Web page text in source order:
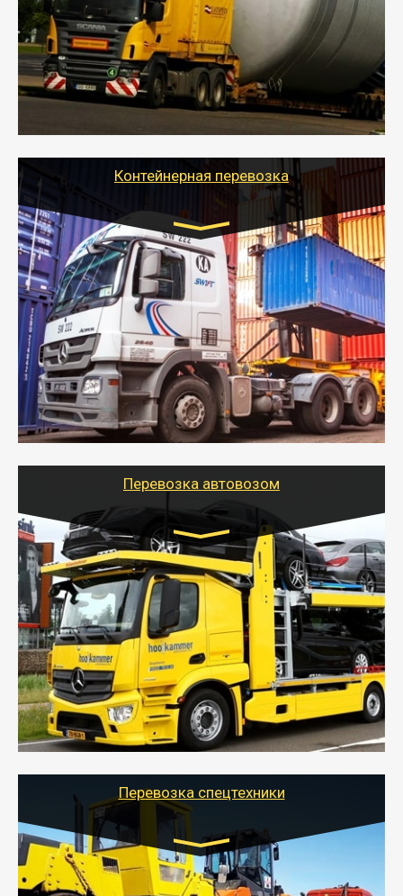
- Перевозка техники и негабаритных грузов
осуществляется после получения разрешения на
перевозку (обычно 7-14 дней).
- Тайгер Логистик в короткие сроки поможет вам
качественно и безопасно перевезти негабаритные
грузы по всей России тралом, манипулятором и
другим транспортом и подобрать оптимальный
Контейнерная перевозка
Цена за км. Рассчитывается
индивидуально
- Контейнерные грузоперевозки на специальном
оборудованном транспорте быстро, качественно и
безопасно.
- Наша транспортная компания поможет
организовать доставку в порт и из порта
стандартных контейнеров на контейнеровозе,
шаландах и площадках (открытых кузовах),
используя надежные крепления.
Перевозка автовозом
Цена за км. Рассчитывается
индивидуально
- Перевозка автовозом от Тайгер Логистик – это
быстрый и безопасный способ доставить несколько
легковых автомобилей за одну поездку в другой
город.
- Наша транспортная компания организует доставку
машин автовозом, подобрав оптимальный маршрут с
учетом всех особенности по пути следования.
Перевозка спецтехники
Цена за км. Рассчитывается